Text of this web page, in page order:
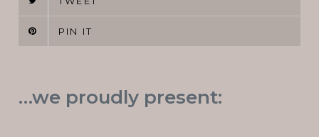
PIN IT
…we proudly present: